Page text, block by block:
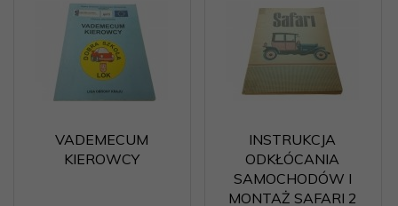
VADEMECUM
KIEROWCY
INSTRUKCJA
ODKŁÓCANIA
SAMOCHODÓW I
MONTAŻ SAFARI 2